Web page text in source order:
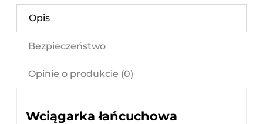
Opis
Bezpieczeństwo
Opinie o produkcie (0)
Wciągarka łańcuchowa